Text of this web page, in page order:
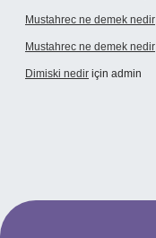
Mustahrec ne demek nedir
Mustahrec ne demek nedir
Dimiski nedir için admin
güncel adresi